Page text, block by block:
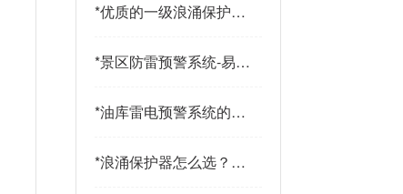
*优质的一级浪涌保护器
防雷
*景区防雷预警系统-易造
*油库雷电预警系统的传
看-易造
*浪涌保护器怎么选？三